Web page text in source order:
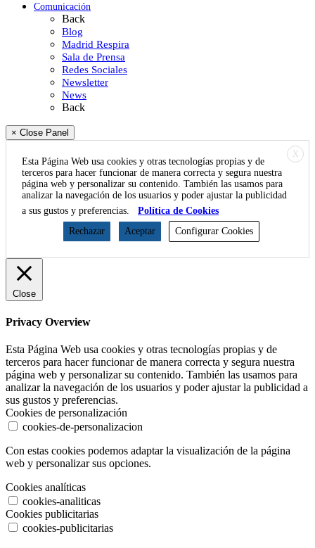
Comunicación
Back
Blog
Madrid Respira
Sala de Prensa
Redes Sociales
Newsletter
News
Back
× Close Panel
X
Esta Página Web usa cookies y otras tecnologías propias y de
terceros para hacer funcionar de manera correcta y segura nuestra
página web y personalizar su contenido. También las usamos para
analizar la navegación de los usuarios y poder ajustar la publicidad
a sus gustos y preferencias.
Política de Cookies
Rechazar
Aceptar Configurar Cookies
Close
Privacy Overview
Esta Página Web usa cookies y otras tecnologías propias y de
terceros para hacer funcionar de manera correcta y segura nuestra
página web y personalizar su contenido. También las usamos para
analizar la navegación de los usuarios y poder ajustar la publicidad a
sus gustos y preferencias.
Cookies de personalización
cookies-de-personalizacion
Con estas cookies podemos adaptar la visualización de la página
web y personalizar sus opciones.
Cookies analíticas
cookies-analiticas
Cookies publicitarias
cookies-publicitarias